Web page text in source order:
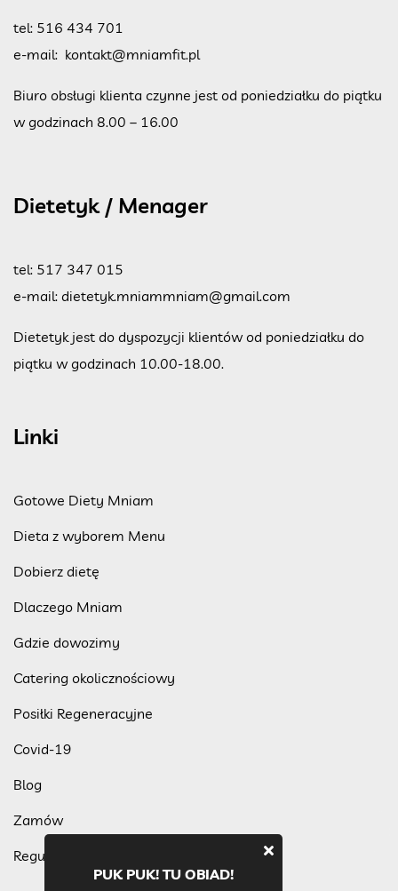
tel: 516 434 701
e-mail: kontakt@mniamfit.pl
Biuro obsługi klienta czynne jest od poniedziałku do piątku
w godzinach 8.00 – 16.00
Dietetyk / Menager
tel: 517 347 015
e-mail: dietetyk.mniammniam@gmail.com
Dietetyk jest do dyspozycji klientów od poniedziałku do
piątku w godzinach 10.00-18.00.
Linki
Gotowe Diety Mniam
Dieta z wyborem Menu
Dobierz dietę
Dlaczego Mniam
Gdzie dowozimy
Catering okolicznościowy
Posiłki Regeneracyjne
Covid-19
Blog
Zamów
Regulamin programu lojalnościowego
PUK PUK! TU OBIAD!